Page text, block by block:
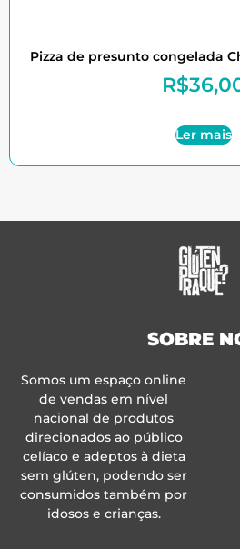
Pizza de presunto congelada
R$
Ler mais
SOBRE
Somos um espaço online
de vendas em nível
nacional de produtos
direcionados ao público
celíaco e adeptos à dieta
sem glúten, podendo ser
consumidos também por
idosos e crianças.